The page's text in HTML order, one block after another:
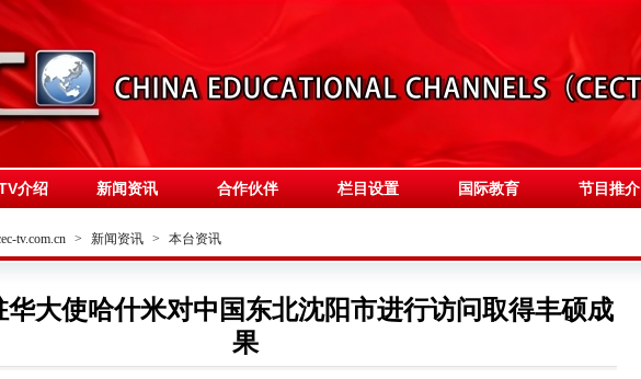
介绍 新闻资讯 合作伙伴 栏目设置 国际教育 节目推介
tv.com.cn > 新闻资讯 > 本台资讯
华大使哈什米对中国东北沈阳市进行访问取得丰硕成
果